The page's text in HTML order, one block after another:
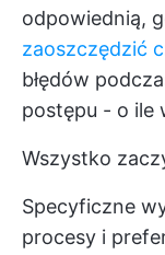
odpowiednią,
zaoszczędzić
błędów
postępu - o ile
Wszystko
Specyficzne
procesy i